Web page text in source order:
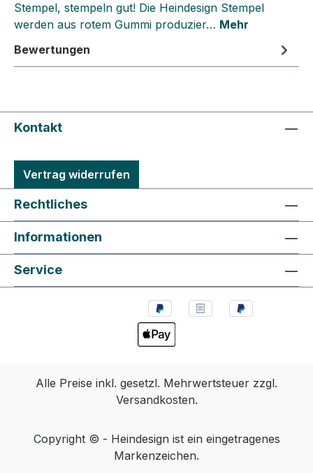
Stempel, stempeln gut! Die Heindesign Stempel
werden aus rotem Gummi produzier… Mehr
Bewertungen
Kontakt
Vertrag widerrufen
Rechtliches
Informationen
Service
Alle Preise inkl. gesetzl. Mehrwertsteuer zzgl.
Versandkosten.
Copyright © - Heindesign ist ein eingetragenes
Markenzeichen.